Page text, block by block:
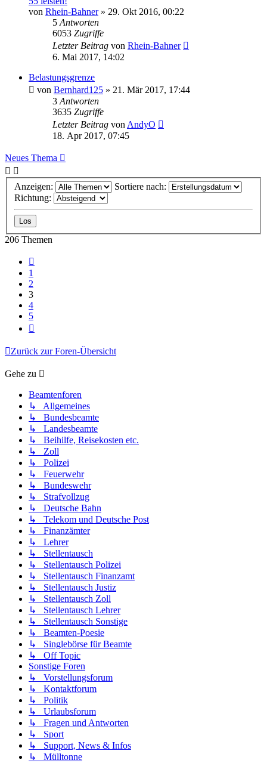
von Rhein-Bahner» 29. Okt 2016, 00:22
5 Antworten
6053 Zugriffe
Letzter Beitrag von Rhein-Bahner
6. Mai 2017, 14:02
Belastungsgrenze
von Bernhard125 » 21. Mär 2017, 17:44
3 Antworten
3635 Zugriffe
Letzter Beitrag von AndyO
18. Apr 2017, 07:45
Neues Thema
Anzeigen:
Sortiere nach:
Richtung:
206 Themen
1
2
3
4
5
Zurück zur Foren-Übersicht
Gehe zu
Beamtenforen
↳ Allgemeines
↳ Bundesbeamte
↳ Landesbeamte
↳ Beihilfe, Reisekosten etc.
↳ Zoll
↳ Polizei
↳ Feuerwehr
↳ Bundeswehr
↳ Strafvollzug
↳ Deutsche Bahn
↳ Telekom und Deutsche Post
↳ Finanzämter
↳ Lehrer
↳ Stellentausch
↳ Stellentausch Polizei
↳ Stellentausch Finanzamt
↳ Stellentausch Justiz
↳ Stellentausch Zoll
↳ Stellentausch Lehrer
↳ Stellentausch Sonstige
↳ Beamten-Poesie
↳ Singlebörse für Beamte
↳ Off Topic
Sonstige Foren
↳ Vorstellungsforum
↳ Kontaktforum
↳ Politik
↳ Urlaubsforum
↳ Fragen und Antworten
↳ Sport
↳ Support, News & Infos
↳ Mülltonne